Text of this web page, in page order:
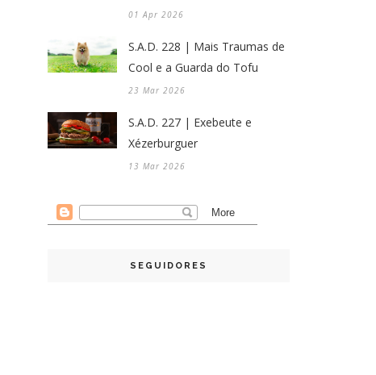
01 Apr 2026
S.A.D. 228 | Mais Traumas de
Cool e a Guarda do Tofu
23 Mar 2026
S.A.D. 227 | Exebeute e
Xézerburguer
13 Mar 2026
SEGUIDORES